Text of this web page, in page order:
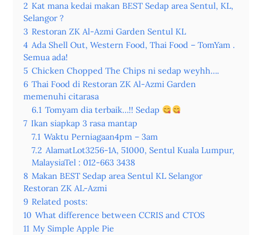
2 Kat mana kedai makan BEST Sedap area Sentul, KL,
Selangor ?
3 Restoran ZK Al-Azmi Garden Sentul KL
4 Ada Shell Out, Western Food, Thai Food – TomYam .
Semua ada!
5 Chicken Chopped The Chips ni sedap weyhh….
6 Thai Food di Restoran ZK Al-Azmi Garden
memenuhi citarasa
6.1 Tomyam dia terbaik…!! Sedap
7 Ikan siapkap 3 rasa mantap
7.1 Waktu Perniagaan4pm – 3am
7.2 AlamatLot3256-1A, 51000, Sentul Kuala Lumpur,
MalaysiaTel : 012-663 3438
8 Makan BEST Sedap area Sentul KL Selangor
Restoran ZK AL-Azmi
9 Related posts:
10 What difference between CCRIS and CTOS
11 My Simple Apple Pie